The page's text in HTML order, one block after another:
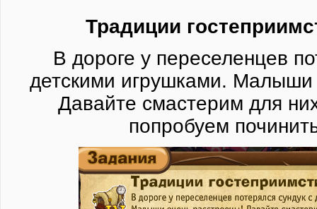
Традиции
В дороге у переселенцев
детскими игрушками. Малыши
Давайте смастерим для
попробуем